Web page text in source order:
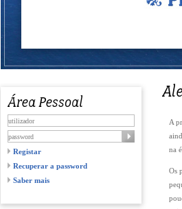
Registar
Recuperar a password
Saber mais
A
na
Os